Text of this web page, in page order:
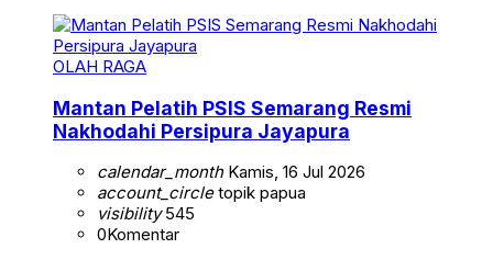
OLAH RAGA
Mantan Pelatih PSIS Semarang Resmi
Nakhodahi Persipura Jayapura
calendar_monthKamis, 16 Jul 2026
account_circletopik papua
visibility545
0Komentar